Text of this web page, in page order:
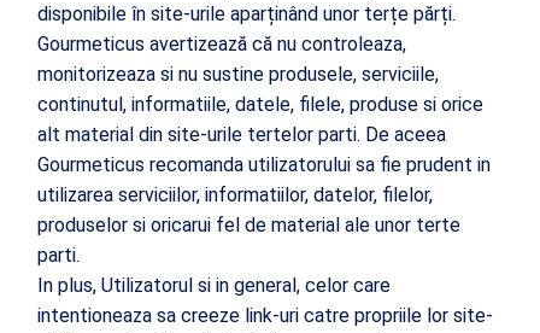
disponibile în site-urile aparținând unor terțe părți.
Gourmeticus avertizează că nu controleaza,
monitorizeaza si nu sustine produsele, serviciile,
continutul, informatiile, datele, filele, produse si orice
alt material din site-urile tertelor parti. De aceea
Gourmeticus recomanda utilizatorului sa fie prudent in
utilizarea serviciilor, informatiilor, datelor, filelor,
produselor si oricarui fel de material ale unor terte
parti.
In plus, Utilizatorul si in general, celor care
intentioneaza sa creeze link-uri catre propriile lor site-